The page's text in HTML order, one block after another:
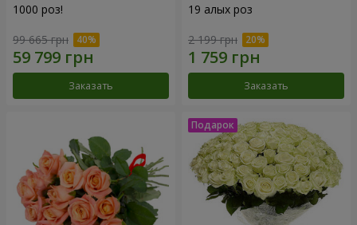
1000 роз!
99 665 грн
Заказать
19 алых роз
2 199 грн
Заказать